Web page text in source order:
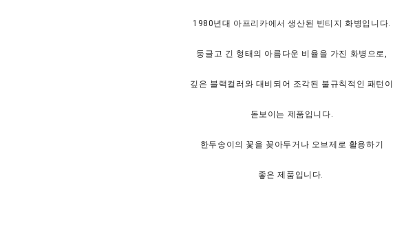
1980년대 아프리카에서 생산된 빈티지 화병입니다.
둥글고 긴 형태의 아름다운 비율을 가진 화병으로,
깊은 블랙컬러와 대비되어 조각된 불규칙적인 패턴이
돋보이는 제품입니다.
한두송이의 꽃을 꽂아두거나 오브제로 활용하기
좋은 제품입니다.